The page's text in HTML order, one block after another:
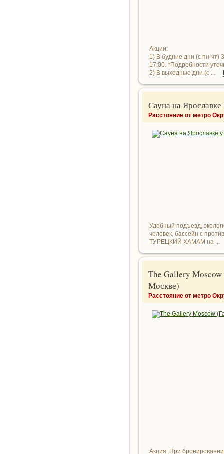
Акции:
1) В будние дни (с пн-чт)
17:00. *Подробности
2) В выходные дни (с ...
Сауна на Ярославке
Расстояние от метро
Удобный подъезд,
человек, бассейн с
ТУРЕЦКИЙ ХАМАМ на ...
The Gallery Moscow
Москве)
Расстояние от метро
Акция: При